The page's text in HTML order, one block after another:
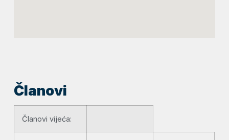
Članovi
Članovi vijeća: